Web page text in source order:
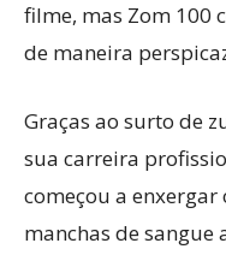
filme, mas Zom 100
de maneira
Graças ao surto de
sua carreira
começou a enxergar
manchas de